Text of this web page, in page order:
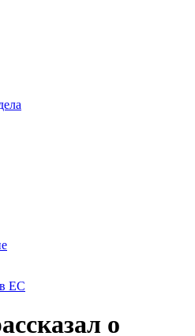
ЕС
о